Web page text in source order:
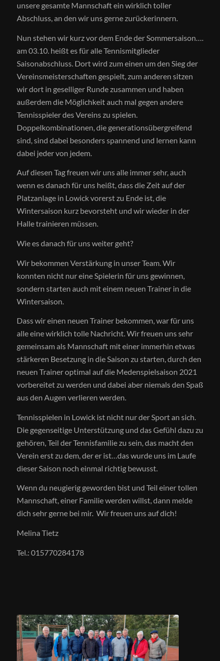
unsere gesamte Mannschaft ein wirklich toller
Abschluss, an den wir uns gerne zurückerinnern.
Nun stehen wir kurz vor dem Ende der Sommersaison….
am 03.10. heißt es für alle Tennismitglieder
Saisonabschluss. Dort wird zum einen um den Sieg der
Vereinsmeisterschaften gespielt, zum anderen sitzen
wir dort in geselliger Runde zusammen und haben
außerdem die Möglichkeit auch mal gegen andere
Tennisspieler des Vereins zu spielen.
Doppelkombinationen, die generationsübergreifend
sind, sind dabei besonders spannend und lernen kann
dabei jeder von jedem.
Auf diesen Tag freuen wir uns alle immer sehr, auch
wenn es danach für uns heißt, dass die Zeit auf der
Platzanlage in Lowick vorerst zu Ende ist, die
Wintersaison kurz bevorsteht und wir wieder in der
Halle trainieren müssen.
Wie es danach für uns weiter geht?
Wir bekommen Verstärkung in unser Team. Wir
konnten nicht nur eine Spielerin für uns gewinnen,
sondern starten auch mit einem neuen Trainer in die
Wintersaison.
Dass wir einen neuen Trainer bekommen, war für uns
alle eine wirklich tolle Nachricht. Wir freuen uns sehr
gemeinsam als Mannschaft mit einer immerhin etwas
stärkeren Besetzung in die Saison zu starten, durch den
neuen Trainer optimal auf die Medenspielsaison 2021
vorbereitet zu werden und dabei aber niemals den Spaß
aus den Augen verlieren werden.
Tennisspielen in Lowick ist nicht nur der Sport an sich.
Die gegenseitige Unterstützung und das Gefühl dazu zu
gehören, Teil der Tennisfamilie zu sein, das macht den
Verein erst zu dem, der er ist…das wurde uns im Laufe
dieser Saison noch einmal richtig bewusst.
Wenn du neugierig geworden bist und Teil einer tollen
Mannschaft, einer Familie werden willst, dann melde
dich sehr gerne bei mir. Wir freuen uns auf dich!
Melina Tietz
Tel.: 015770284178